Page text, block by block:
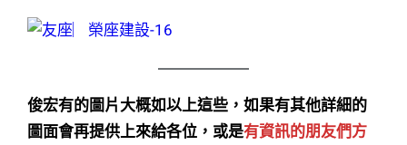
俊宏有的圖片大概如以上這些，如果有其他詳細的
圖面會再提供上來給各位，或是有資訊的朋友們方